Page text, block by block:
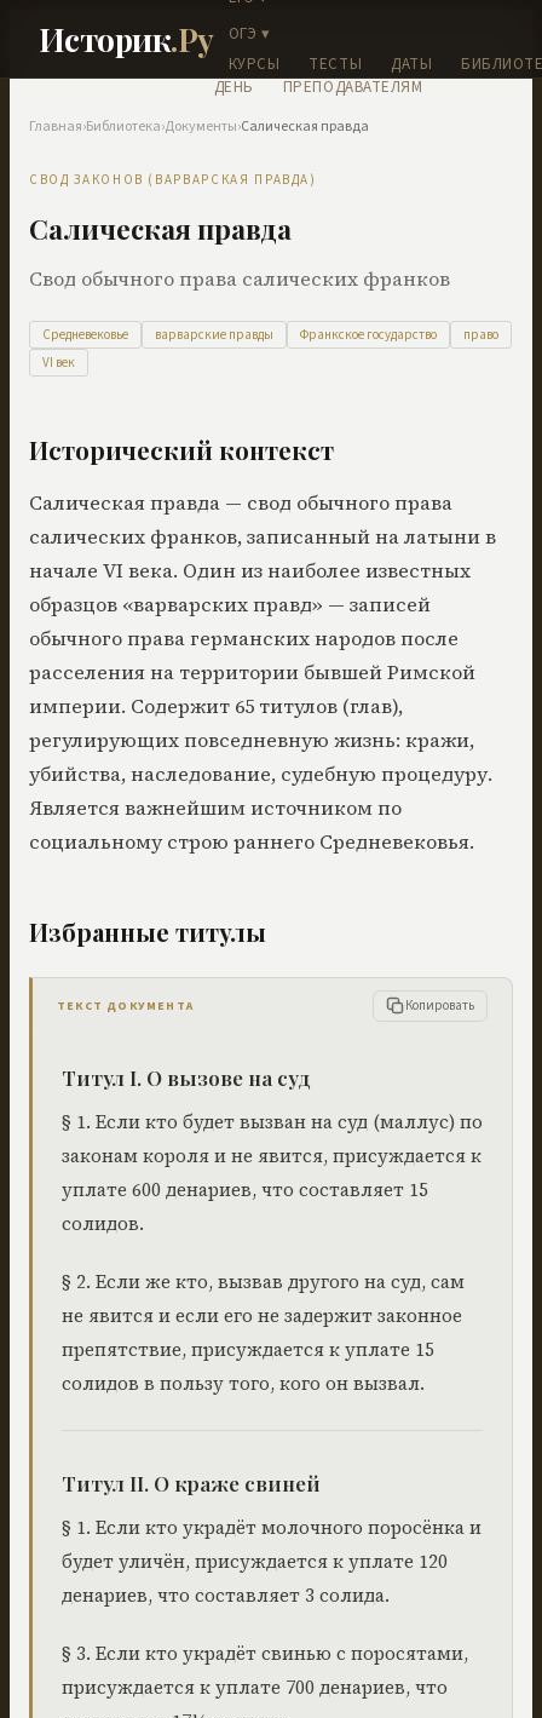
Историк.Ру
ОГЭ ▾
КУРСЫ
ТЕСТЫ ДАТЫ
ДЕНЬ
ПРЕПОДАВАТЕЛЯМ
Главная›Библиотека›Документы›Салическая правда
СВОД ЗАКОНОВ (ВАРВАРСКАЯ ПРАВДА)
Салическая правда
Свод обычного права салических франков
Средневековье варварские правды Франкское государство
право
VI век
Исторический контекст
Салическая правда — свод обычного права
салических франков, записанный на латыни в
начале VI века. Один из наиболее известных
образцов «варварских правд» — записей
обычного права германских народов после
расселения на территории бывшей Римской
империи. Содержит 65 титулов (глав),
регулирующих повседневную жизнь: кражи,
убийства, наследование, судебную процедуру.
Является важнейшим источником по
социальному строю раннего Средневековья.
Избранные титулы
ТЕКСТ ДОКУМЕНТА Копировать
Титул I. О вызове на суд
§ 1. Если кто будет вызван на суд (маллус) по
законам короля и не явится, присуждается к
уплате 600 денариев, что составляет 15
солидов.
§ 2. Если же кто, вызвав другого на суд, сам
не явится и если его не задержит законное
препятствие, присуждается к уплате 15
солидов в пользу того, кого он вызвал.
Титул II. О краже свиней
§ 1. Если кто украдёт молочного поросёнка и
будет уличён, присуждается к уплате 120
денариев, что составляет 3 солида.
§ 3. Если кто украдёт свинью с поросятами,
присуждается к уплате 700 денариев, что